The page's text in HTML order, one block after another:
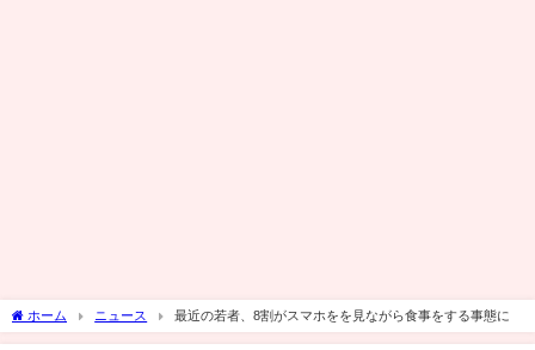
ホーム ニュース 最近の若者、8割がスマホをを見ながら食事をする事態に